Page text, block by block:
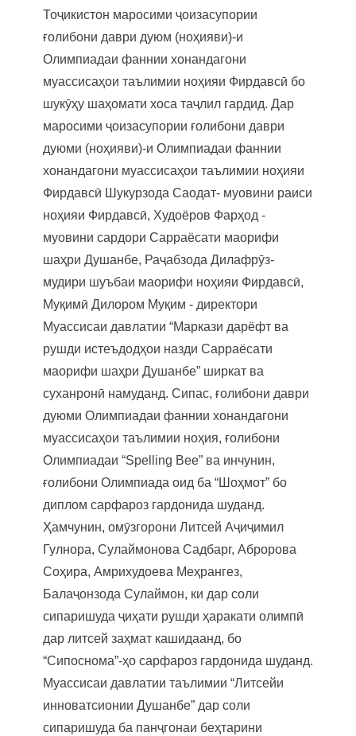
Тоҷикистон маросими ҷоизасупории
ғолибони даври дуюм (ноҳияви)-и
Олимпиадаи фаннии хонандагони
муассисаҳои таълимии ноҳияи Фирдавсӣ бо
шукӯҳу шаҳомати хоса таҷлил гардид. Дар
маросими ҷоизасупории ғолибони даври
дуюми (ноҳияви)-и Олимпиадаи фаннии
хонандагони муассисаҳои таълимии ноҳияи
Фирдавсӣ Шукурзода Саодат- муовини раиси
ноҳияи Фирдавсӣ, Худоёров Фарҳод -
муовини сардори Сарраёсати маорифи
шаҳри Душанбе, Раҷабзода Дилафрӯз-
мудири шуъбаи маорифи ноҳияи Фирдавсӣ,
Муқимӣ Дилором Муқим - директори
Муассисаи давлатии “Маркази дарёфт ва
рушди истеъдодҳои назди Сарраёсати
маорифи шаҳри Душанбе” ширкат ва
суханронӣ намуданд. Сипас, ғолибони даври
дуюми Олимпиадаи фаннии хонандагони
муассисаҳои таълимии ноҳия, ғолибони
Олимпиадаи “Spelling Bee” ва инчунин,
ғолибони Олимпиада оид ба “Шоҳмот” бо
диплом сарфароз гардонида шуданд.
Ҳамчунин, омӯзгорони Литсей Аҷиҷимил
Гулнора, Сулаймонова Садбарг, Абророва
Соҳира, Амрихудоева Меҳрангез,
Балаҷонзода Сулаймон, ки дар соли
сипаришуда ҷиҳати рушди ҳаракати олимпӣ
дар литсей заҳмат кашидаанд, бо
“Сипоснома”-ҳо сарфароз гардонида шуданд.
Муассисаи давлатии таълимии “Литсейи
инноватсионии Душанбе” дар соли
сипаришуда ба панҷгонаи беҳтарини